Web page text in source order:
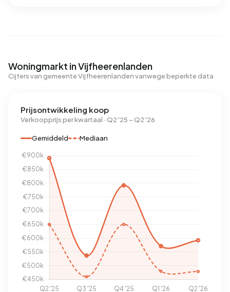
Woningmarkt in Vijfheerenlanden
Cijfers van gemeente Vijfheerenlanden vanwege beperkte data
Prijsontwikkeling koop
Verkoopprijs per kwartaal · Q2 '25 – Q2 '26
Gemiddeld Mediaan